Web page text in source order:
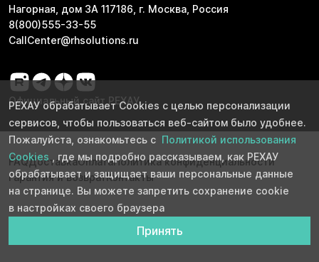
Нагорная, дом 3А 117186, г. Москва, Россия
8(800)555-33-55
CallCenter@rhsolutions.ru
Официальный сайт РЕХАУ
FAQДоставкаОплатаПолитика конфиденциальности
Гарантия и возвратКонтакты
РЕХАУ обрабатывает Cookies с целью персонализации
сервисов, чтобы пользоваться веб-сайтом было удобнее.
Пожалуйста, ознакомьтесь с Политикой использования
Cookies
, где мы подробно рассказываем, как РЕХАУ
обрабатывает и защищает ваши персональные данные
на странице. Вы можете запретить сохранение cookie
в настройках своего браузера
Принять